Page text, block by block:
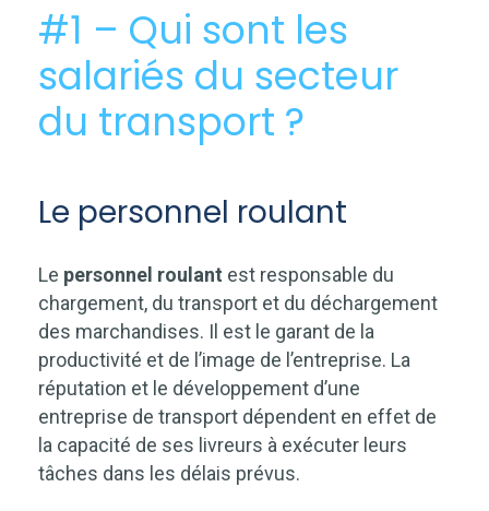
#1 – Qui sont les
salariés du secteur
du transport ?
Le personnel roulant
Le personnel roulant est responsable du
chargement, du transport et du déchargement
des marchandises. Il est le garant de la
productivité et de l’image de l’entreprise. La
réputation et le développement d’une
entreprise de transport dépendent en effet de
la capacité de ses livreurs à exécuter leurs
tâches dans les délais prévus.